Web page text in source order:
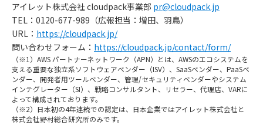
アイレット株式会社 cloudpack事業部 pr@cloudpack.jp
TEL：0120-677-989（広報担当：増田、羽鳥）
URL： https://cloudpack.jp/
問い合わせフォーム： https://cloudpack.jp/contact/form/
（※1）AWS パートナーネットワーク（APN）とは、AWSのエコシステムを
支える重要な独立系ソフトウェアベンダー（ISV）、SaaSベンダー、PaaSベ
ンダー、開発者用ツールベンダー、管理/セキュリティベンダーやシステム
インテグレーター（SI）、戦略コンサルタント、リセラー、代理店、VARに
よって構成されております。
（※2）日本初の4年連続での認定は、日本企業ではアイレット株式会社と
株式会社野村総合研究所のみです。